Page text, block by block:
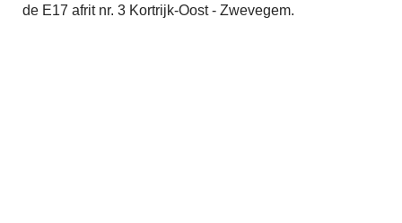
de E17 afrit nr. 3 Kortrijk-Oost - Zwevegem.